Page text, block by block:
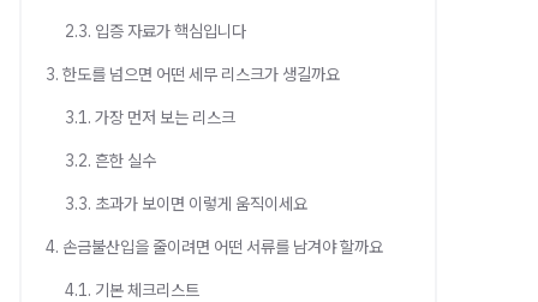
2.3. 입증 자료가 핵심입니다
3. 한도를 넘으면 어떤 세무 리스크가 생길까요
3.1. 가장 먼저 보는 리스크
3.2. 흔한 실수
3.3. 초과가 보이면 이렇게 움직이세요
4. 손금불산입을 줄이려면 어떤 서류를 남겨야 할까요
4.1. 기본 체크리스트